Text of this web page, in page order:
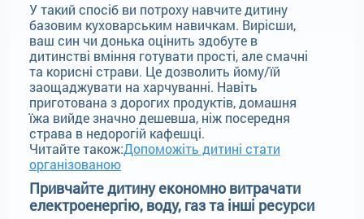
У такий спосіб ви потроху навчите дитину
базовим куховарським навичкам. Вирісши,
ваш син чи донька оцінить здобуте в
дитинстві вміння готувати прості, але смачні
та корисні страви. Це дозволить йому/їй
заощаджувати на харчуванні. Навіть
приготована з дорогих продуктів, домашня
їжа вийде значно дешевша, ніж посередня
страва в недорогій кафешці.
Читайте також:Допоможіть дитині стати
організованою
Привчайте дитину економно витрачати
електроенергію, воду, газ та інші ресурси